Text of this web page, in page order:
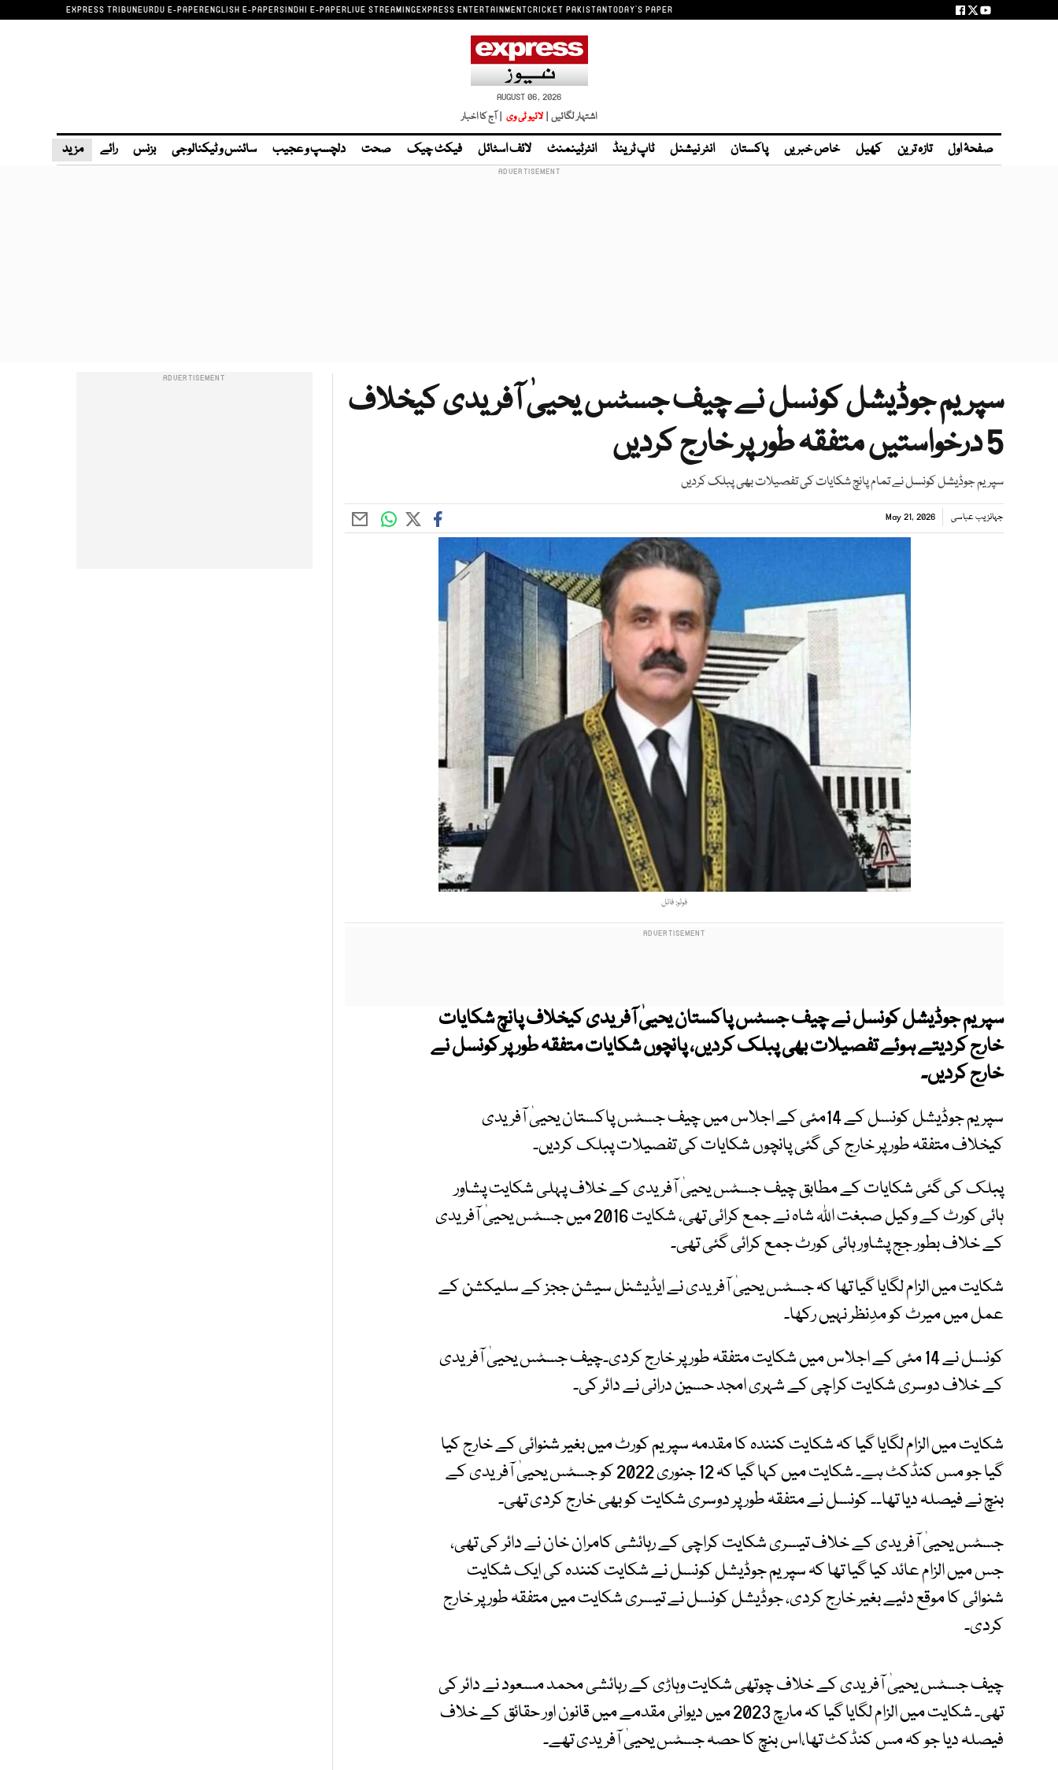
EXPRESS TRIBUNEURDU E-PAPERENGLISH E-PAPERSINDHI E-PAPERLIVE STREAMINGEXPRESS ENTERTAINMENTCRICKET PAKISTANTODAY'S PAPER
AUGUST 06, 2026
اشتہار لگائیں | لائیو ٹی وی | آج کا اخبار
صفحۂ اول تازہ ترین کھیل خاص خبریں پاکستان انٹر نیشنل ٹاپ ٹرینڈ انٹرٹینمنٹ لائف اسٹائل فیکٹ چیک صحت دلچسپ و عجیب سائنس و ٹیکنالوجی بزنس رائے مزید
سپریم جوڈیشل کونسل نے چیف جسٹس یحییٰ آفریدی کیخلاف
5 درخواستیں متفقہ طور پر خارج کردیں
سپریم جوڈیشل کونسل نے تمام پانچ شکایات کی تفصیلات بھی پبلک کردیں
جہانزیب عباسی May 21, 2026
فوٹو: فائل
سپریم جوڈیشل کونسل نے چیف جسٹس پاکستان یحییٰ آفریدی کیخلاف پانچ شکایات
خارج کردیتے ہوئے تفصیلات بھی پبلک کردیں، پانچوں شکایات متفقہ طور پر کونسل نے
خارج کردیں۔
سپریم جوڈیشل کونسل کے 14مئی کے اجلاس میں چیف جسٹس پاکستان یحییٰ آفریدی
کیخلاف متفقہ طور پر خارج کی گئی پانچوں شکایات کی تفصیلات پبلک کردیں۔
پبلک کی گئی شکایات کے مطابق چیف جسٹس یحییٰ آفریدی کے خلاف پہلی شکایت پشاور
ہائی کورٹ کے وکیل صبغت اللہ شاہ نے جمع کرائی تھی، شکایت 2016 میں جسٹس یحییٰ آفریدی
کے خلاف بطور جج پشاور ہائی کورٹ جمع کرائی گئی تھی۔
شکایت میں الزام لگایا گیا تھا کہ جسٹس یحییٰ آفریدی نے ایڈیشنل سیشن ججز کے سلیکشن کے
عمل میں میرٹ کو مدِنظر نہیں رکھا۔
کونسل نے 14 مئی کے اجلاس میں شکایت متفقہ طور پر خارج کردی۔چیف جسٹس یحییٰ آفریدی
کے خلاف دوسری شکایت کراچی کے شہری امجد حسین درانی نے دائر کی۔
شکایت میں الزام لگایا گیا کہ شکایت کنندہ کا مقدمہ سپریم کورٹ میں بغیر شنوائی کے خارج کیا
گیا جو مس کنڈکٹ ہے۔ شکایت میں کہا گیا کہ 12 جنوری 2022 کو جسٹس یحییٰ آفریدی کے
بنچ نے فیصلہ دیا تھا۔۔ کونسل نے متفقہ طور پر دوسری شکایت کو بھی خارج کردی تھی۔
جسٹس یحییٰ آفریدی کے خلاف تیسری شکایت کراچی کے رہائشی کامران خان نے دائر کی تھی،
جس میں الزام عائد کیا گیا تھا کہ سپریم جوڈیشل کونسل نے شکایت کنندہ کی ایک شکایت
شنوائی کا موقع دئیے بغیر خارج کردی، جوڈیشل کونسل نے تیسری شکایت میں متفقہ طور پر خارج
کردی۔
چیف جسٹس یحییٰ آفریدی کے خلاف چوتھی شکایت وہاڑی کے رہائشی محمد مسعود نے دائر کی
تھی۔ شکایت میں الزام لگایا گیا کہ مارچ 2023 میں دیوانی مقدمے میں قانون اور حقائق کے خلاف
فیصلہ دیا جو کہ مس کنڈکٹ تھا،اس بنچ کا حصہ جسٹس یحییٰ آفریدی تھے۔